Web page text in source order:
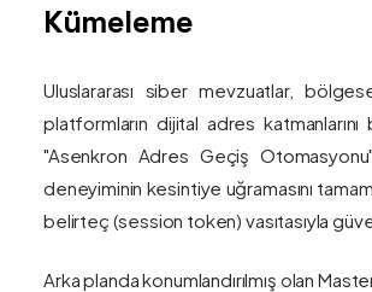
Kümeleme
Uluslararası siber mevzuatlar,
platformların dijital adres
"Asenkron Adres Geçiş
deneyiminin kesintiye uğramasını
belirteç (session token) vasıtasıyla
Arka planda konumlandırılmış olan